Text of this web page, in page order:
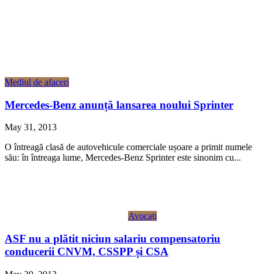
Mediul de afaceri
Mercedes-Benz anunță lansarea noului Sprinter
May 31, 2013
O întreagă clasă de autovehicule comerciale ușoare a primit numele
său: în întreaga lume, Mercedes-Benz Sprinter este sinonim cu...
Avocați
ASF nu a plătit niciun salariu compensatoriu
conducerii CNVM, CSSPP și CSA